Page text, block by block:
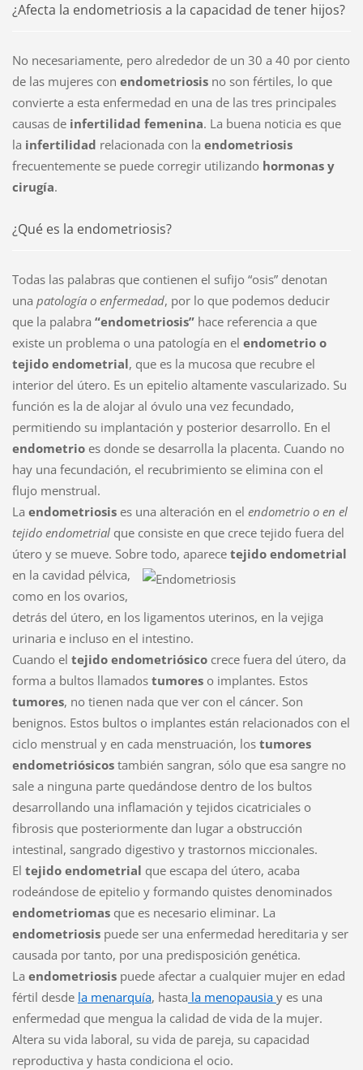
¿Afecta la endometriosis a la capacidad de tener hijos?
No necesariamente, pero alrededor de un 30 a 40 por ciento
de las mujeres con endometriosis no son fértiles, lo que
convierte a esta enfermedad en una de las tres principales
causas de infertilidad femenina. La buena noticia es que
la infertilidad relacionada con la endometriosis
frecuentemente se puede corregir utilizando hormonas y
cirugía.
¿Qué es la endometriosis?
Todas las palabras que contienen el sufijo “osis” denotan
una patología o enfermedad, por lo que podemos deducir
que la palabra “endometriosis”hace referencia a que
existe un problema o una patología en el endometrio o
tejido endometrial, que es la mucosa que recubre el
interior del útero. Es un epitelio altamente vascularizado. Su
función es la de alojar al óvulo una vez fecundado,
permitiendo su implantación y posterior desarrollo. En el
endometrioes donde se desarrolla la placenta. Cuando no
hay una fecundación, el recubrimiento se elimina con el
flujo menstrual.
La endometriosises una alteración en el endometrio o en el
tejido endometrialque consiste en que crece tejido fuera del
útero y se mueve. Sobretodo, aparecetejido endometrial
en la cavidad pélvica,
como en los ovarios,
detrás del útero, en los ligamentos uterinos, en la vejiga
urinaria e incluso en el intestino.
Cuando el tejido endometriósicocrece fuera del útero, da
forma a bultos llamados tumores o implantes. Estos
tumores, no tienen nada que ver con el cáncer. Son
benignos. Estos bultos o implantes están relacionados con el
ciclo menstrual y en cada menstruación, los tumores
endometriósicostambién sangran, sólo que esa sangre no
sale a ninguna parte quedándose dentro de los bultos
desarrollando una inflamación y tejidos cicatriciales o
fibrosis que posteriormente dan lugar a obstrucción
intestinal, sangrado digestivo y trastornos miccionales.
El tejido endometrial que escapa del útero, acaba
rodeándose de epitelio y formando quistes denominados
endometriomasque es necesario eliminar. La
endometriosis puede ser una enfermedad hereditaria y ser
causada por tanto, por una predisposición genética.
La endometriosispuede afectar a cualquier mujer en edad
fértil desde la menarquía, hasta la menopausia y es una
enfermedad que mengua la calidad de vida de la mujer.
Altera su vida laboral, su vida de pareja, su capacidad
reproductiva y hasta condiciona el ocio.